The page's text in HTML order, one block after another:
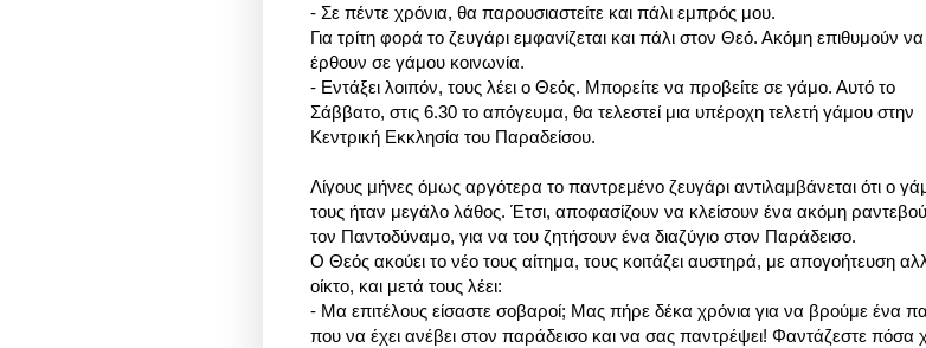
- Σε πέντε χρόνια, θα παρουσιαστείτε και πάλι εμπρός μου.
Για τρίτη φορά το ζευγάρι εμφανίζεται και πάλι στον Θεό. Ακόμη επιθυμούν να
έρθουν σε γάμου κοινωνία.
- Εντάξει λοιπόν, τους λέει ο Θεός. Μπορείτε να προβείτε σε γάμο. Αυτό το
Σάββατο, στις 6.30 το απόγευμα, θα τελεστεί μια υπέροχη τελετή γάμου στην
Κεντρική Εκκλησία του Παραδείσου.
Λίγους μήνες όμως αργότερα το παντρεμένο ζευγάρι αντιλαμβάνεται ότι ο
τους ήταν μεγάλο λάθος. Έτσι, αποφασίζουν να κλείσουν ένα ακόμη
τον Παντοδύναμο, για να του ζητήσουν ένα διαζύγιο στον Παράδεισο.
Ο Θεός ακούει το νέο τους αίτημα, τους κοιτάζει αυστηρά, με απογοήτευση
οίκτο, και μετά τους λέει:
- Μα επιτέλους είσαστε σοβαροί; Μας πήρε δέκα χρόνια για να βρούμε ένα
που να έχει ανέβει στον παράδεισο και να σας παντρέψει! Φαντάζεστε πόσα